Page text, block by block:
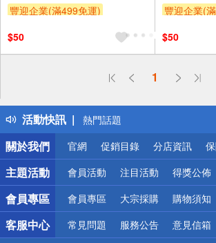
豐迎企業(滿499免運)
$50
豐迎企業(
$50
1
活動快訊
偏遠地區配送
得獎公告
熱門話題
銀行優惠
偏遠地區配送
詐騙網頁！請小心！
關於我們
官網 促銷目錄 分店資訊
主題活動 會員活動 注目活動 得獎公佈
會員專區 會員專區 大宗採購 購物須知
客服中心 常見問題 服務公告 意見信箱